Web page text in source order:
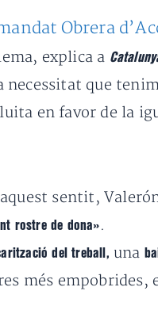
Obrera
explica a
necessitat que
en favor de la
sentit,
rostre de dona».
del treball, una
més empobrides,